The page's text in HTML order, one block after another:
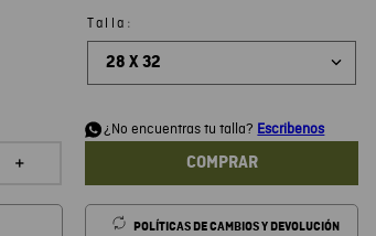
Talla :
28 X 32
¿No encuentras tu talla? Escribenos
＋ COMPRAR
POLÍTICAS DE CAMBIOS Y DEVOLUCIÓN